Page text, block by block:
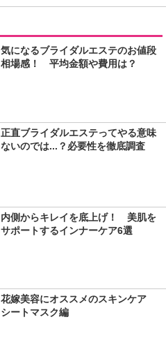
気になるブライダルエステのお値段
相場感！ 平均金額や費用は？
正直ブライダルエステってやる意味
ないのでは...？必要性を徹底調査
内側からキレイを底上げ！ 美肌を
サポートするインナーケア6選
花嫁美容にオススメのスキンケア
シートマスク編